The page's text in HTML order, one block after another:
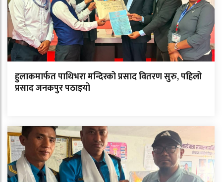
हुलाकमार्फत पाथिभरा मन्दिरको प्रसाद वितरण सुरु, पहिलो
प्रसाद जनकपुर पठाइयो